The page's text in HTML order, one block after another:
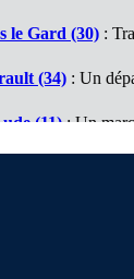
le Gard (30) :
(34) : Un
(11): Un